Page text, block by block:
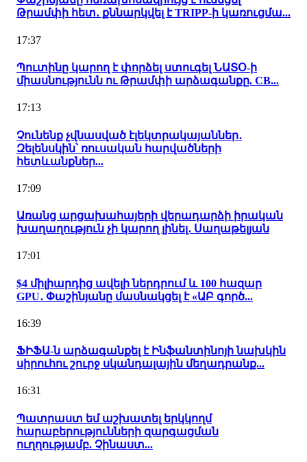
Թրամփի հետ․ քննարկվել է TRIPP-ի կառուցմա...
17:37
Պուտինը կարող է փորձել ստուգել ՆԱՏՕ-ի
միասնությունն ու Թրամփի արձագանքը. CB...
17:13
Չունենք չվնասված էլեկտրակայաններ․
Զելենսկին՝ ռուսական հարվածների
հետևանքներ...
17:09
Առանց արցախահայերի վերադարձի իրական
խաղաղություն չի կարող լինել․ Սաղաթելյան
17:01
$4 միլիարդից ավելի ներդրում և 100 հազար
GPU․ Փաշինյանը մասնակցել է «ԱԲ գործ...
16:39
ՖԻՖԱ-ն արձագանքել է Ինֆանտինոյի նախկին
սիրուհու շուրջ սկանդալային մեղադրանք...
16:31
Պատրաստ եմ աշխատել երկկողմ
հարաբերությունների զարգացման
ուղղությամբ. Չինաստ...